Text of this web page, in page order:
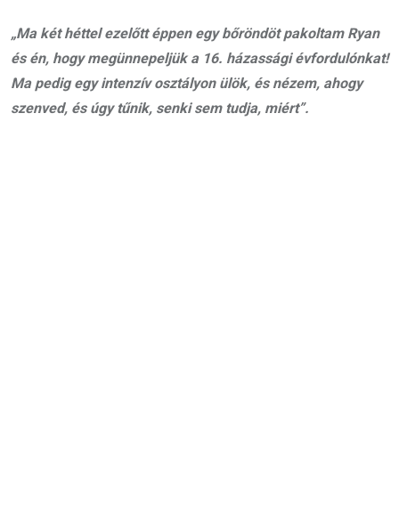
„Ma két héttel ezelőtt éppen egy bőröndöt pakoltam Ryan
és én, hogy megünnepeljük a 16. házassági évfordulónkat!
Ma pedig egy intenzív osztályon ülök, és nézem, ahogy
szenved, és úgy tűnik, senki sem tudja, miért”.